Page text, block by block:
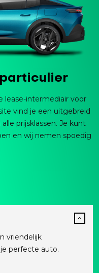
lease-intermediair voor
vind je een uitgebreid
prijsklassen. Je kunt
en wij nemen spoedig
vriendelijk
perfecte auto.